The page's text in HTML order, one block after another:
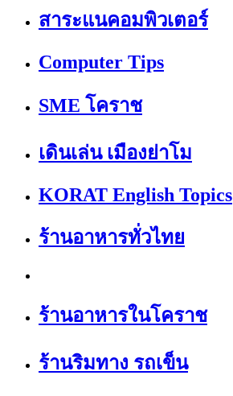
สาระแนคอมพิวเตอร์
Computer Tips
SME โคราช
เดินเล่น เมืองย่าโม
KORAT English Topics
ร้านอาหารทั่วไทย
ร้านอาหารในโคราช
ร้านริมทาง รถเข็น